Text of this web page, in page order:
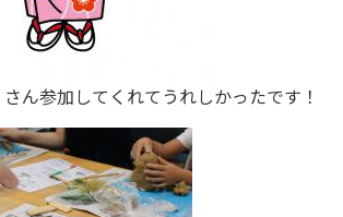
ん参加してくれてうれしかったです！